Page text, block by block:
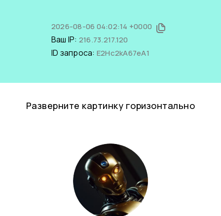
2026-08-06 04:02:14 +0000
Ваш IP: 216.73.217.120
ID запроса: E2Hc2kA67eA1
Разверните картинку горизонтально